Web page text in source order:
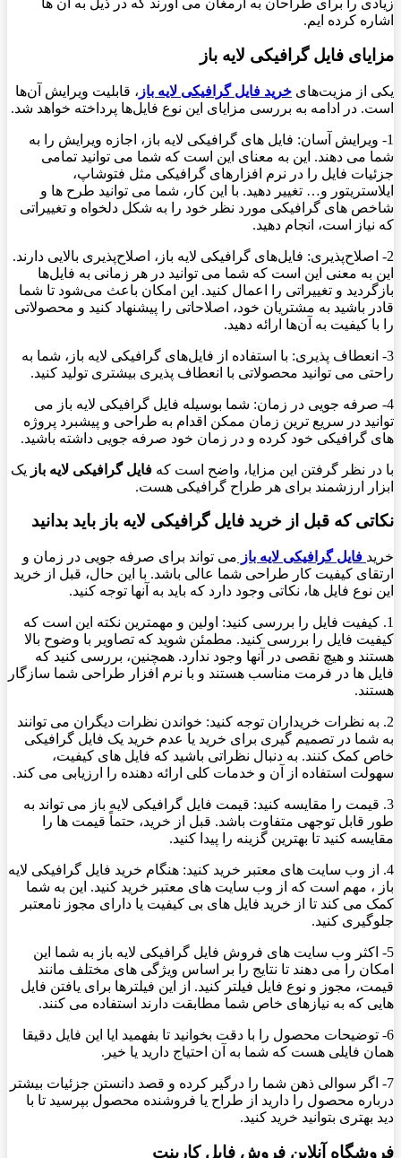
زیادی را برای طراحان به ارمغان می آورند که در ذیل به آن ها
اشاره کرده ایم.
مزایای فایل گرافیکی لایه باز
یکی از مزیت‌های خرید فایل گرافیکی لایه باز ، قابلیت ویرایش آن‌ها
است. در ادامه به بررسی مزایای این نوع فایل‌ها پرداخته خواهد شد.
1- ویرایش آسان: فایل های گرافیکی لایه باز، اجازه ویرایش را به
شما می دهند. این به معنای این است که شما می توانید تمامی
جزئیات فایل را در نرم افزارهای گرافیکی مثل فتوشاپ،
ایلاستریتور و… تغییر دهید. با این کار، شما می توانید طرح ها و
شاخص های گرافیکی مورد نظر خود را به شکل دلخواه و تغییراتی
که نیاز است، انجام دهید.
2- اصلاح‌پذیری: فایل‌های گرافیکی لایه باز، اصلاح‌پذیری بالایی دارند.
این به معنی این است که شما می توانید در هر زمانی به فایل‌ها
بازگردید و تغییراتی را اعمال کنید. این امکان باعث می‌شود تا شما
قادر باشید به مشتریان خود، اصلاحاتی را پیشنهاد کنید و محصولاتی
را با کیفیت به آن‌ها ارائه دهید.
3- انعطاف پذیری: با استفاده از فایل‌های گرافیکی لایه باز، شما به
راحتی می توانید محصولاتی با انعطاف پذیری بیشتری تولید کنید.
4- صرفه جویی در زمان: شما بوسیله فایل گرافیکی لایه باز می
توانید در سریع ترین زمان ممکن اقدام به طراحی و پیشبرد پروژه
های گرافیکی خود کرده و در زمان خود صرفه جویی داشته باشید.
با در نظر گرفتن این مزایا، واضح است که فایل‌ گرافیکی لایه باز یک
ابزار ارزشمند برای هر طراح گرافیکی هست.
نکاتی که قبل از خرید فایل گرافیکی لایه باز باید بدانید
خرید فایل گرافیکی لایه باز می تواند برای صرفه جویی در زمان و
ارتقای کیفیت کار طراحی شما عالی باشد. با این حال، قبل از خرید
این نوع فایل ها، نکاتی وجود دارد که باید به آنها توجه کنید.
1. کیفیت فایل را بررسی کنید: اولین و مهمترین نکته این است که
کیفیت فایل را بررسی کنید. مطمئن شوید که تصاویر با وضوح بالا
هستند و هیچ نقصی در آنها وجود ندارد. همچنین، بررسی کنید که
فایل ها در فرمت مناسب هستند و با نرم افزار طراحی شما سازگار
هستند.
2. به نظرات خریداران توجه کنید: خواندن نظرات دیگران می توانند
به شما در تصمیم گیری برای خرید یا عدم خرید یک فایل گرافیکی
خاص کمک کنند. به دنبال نظراتی باشید که فایل های کیفیت،
سهولت استفاده از آن و خدمات کلی ارائه دهنده را ارزیابی می کند.
3. قیمت را مقایسه کنید: قیمت فایل گرافیکی لایه باز می تواند به
طور قابل توجهی متفاوت باشد. قبل از خرید، حتماً قیمت ها را
مقایسه کنید تا بهترین گزینه را پیدا کنید.
4. از وب سایت های معتبر خرید کنید: هنگام خرید فایل گرافیکی لایه
باز ، مهم است که از وب سایت های معتبر خرید کنید. این به شما
کمک می کند تا از خرید فایل های بی کیفیت یا دارای مجوز نامعتبر
جلوگیری کنید.
5- اکثر وب سایت های فروش فایل گرافیکی لایه باز به شما این
امکان را می دهند تا نتایج را بر اساس ویژگی های مختلف مانند
قیمت، مجوز و نوع فایل فیلتر کنید. از این فیلترها برای یافتن فایل
هایی که به نیازهای خاص شما مطابقت دارند استفاده می کنند.
6- توضیحات محصول را با دقت بخوانید تا بفهمید ایا این فایل دقیقا
همان فایلی هست که شما به آن احتیاج دارید یا خیر.
7- اگر سوالی ذهن شما را درگیر کرده و قصد دانستن جزئیات بیشتر
درباره محصول را دارید از طراح یا فروشنده محصول بپرسید تا با
دید بهتری بتوانید خرید کنید.
فروشگاه آنلاین فروش فایل کارینت